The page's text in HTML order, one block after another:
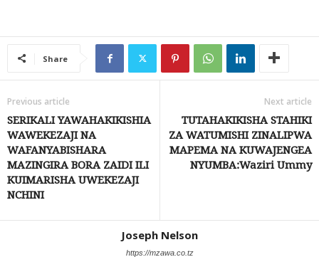
Share
Previous article
SERIKALI YAWAHAKIKISHIA
WAWEKEZAJI NA
WAFANYABISHARA
MAZINGIRA BORA ZAIDI ILI
KUIMARISHA UWEKEZAJI
NCHINI
Next article
TUTAHAKIKISHA STAHIKI
ZA WATUMISHI ZINALIPWA
MAPEMA NA KUWAJENGEA
NYUMBA:Waziri Ummy
Joseph Nelson
https://mzawa.co.tz